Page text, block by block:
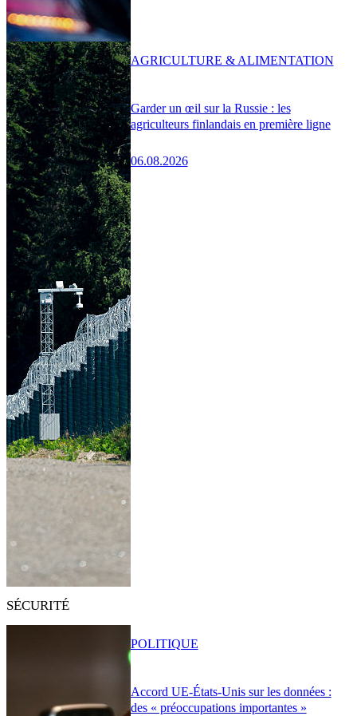
Garder un œil sur la Russie : les
agriculteurs finlandais en première ligne
06.08.2026
AGRICULTURE & ALIMENTATION
SÉCURITÉ
Accord UE-États-Unis sur les données :
des « préoccupations importantes »
POLITIQUE